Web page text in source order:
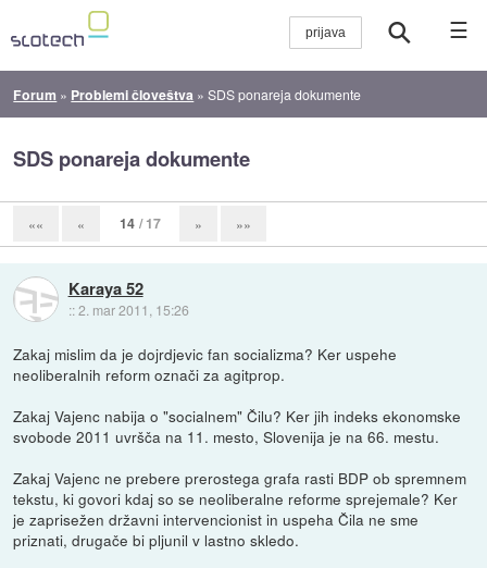
☰
Forum » Problemi človeštva »SDS ponareja dokumente
SDS ponareja dokumente
«« « 14 / 17 » »»
Karaya 52
::2. mar 2011, 15:26
Zakaj mislim da je dojrdjevic fan socializma? Ker uspehe
neoliberalnih reform označi za agitprop.
Zakaj Vajenc nabija o "socialnem" Čilu? Ker jih indeks ekonomske
svobode 2011 uvršča na 11. mesto, Slovenija je na 66. mestu.
Zakaj Vajenc ne prebere prerostega grafa rasti BDP ob spremnem
tekstu, ki govori kdaj so se neoliberalne reforme sprejemale? Ker
je zaprisežen državni intervencionist in uspeha Čila ne sme
priznati, drugače bi pljunil v lastno skledo.